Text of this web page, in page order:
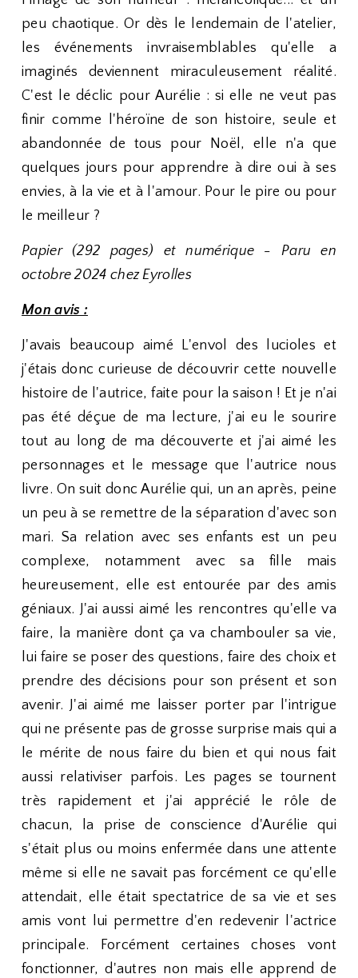
peu chaotique. Or dès le lendemain de l'atelier,
les événements invraisemblables qu'elle a
imaginés deviennent miraculeusement réalité.
C'est le déclic pour Aurélie : si elle ne veut pas
finir comme l'héroïne de son histoire, seule et
abandonnée de tous pour Noël, elle n'a que
quelques jours pour apprendre à dire oui à ses
envies, à la vie et à l'amour. Pour le pire ou pour
le meilleur ?
Papier (292 pages) et numérique - Paru en
octobre 2024 chez Eyrolles
Mon avis :
J'avais beaucoup aimé L'envol des lucioles et
j'étais donc curieuse de découvrir cette nouvelle
histoire de l'autrice, faite pour la saison ! Et je n'ai
pas été déçue de ma lecture, j'ai eu le sourire
tout au long de ma découverte et j'ai aimé les
personnages et le message que l'autrice nous
livre. On suit donc Aurélie qui, un an après, peine
un peu à se remettre de la séparation d'avec son
mari. Sa relation avec ses enfants est un peu
complexe, notamment avec sa fille mais
heureusement, elle est entourée par des amis
géniaux. J'ai aussi aimé les rencontres qu'elle va
faire, la manière dont ça va chambouler sa vie,
lui faire se poser des questions, faire des choix et
prendre des décisions pour son présent et son
avenir. J'ai aimé me laisser porter par l'intrigue
qui ne présente pas de grosse surprise mais qui a
le mérite de nous faire du bien et qui nous fait
aussi relativiser parfois. Les pages se tournent
très rapidement et j'ai apprécié le rôle de
chacun, la prise de conscience d'Aurélie qui
s'était plus ou moins enfermée dans une attente
même si elle ne savait pas forcément ce qu'elle
attendait, elle était spectatrice de sa vie et ses
amis vont lui permettre d'en redevenir l'actrice
principale. Forcément certaines choses vont
fonctionner, d'autres non mais elle apprend de